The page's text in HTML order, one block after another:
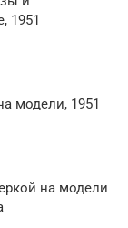
1951
модели, 1951
на модели